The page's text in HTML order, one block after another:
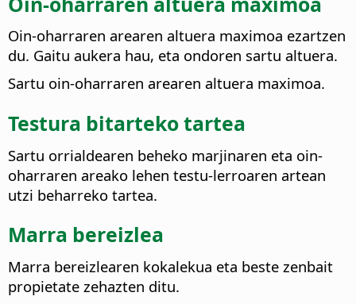
Oin-oharraren arearen altuera maximoa ezartzen
du. Gaitu aukera hau, eta ondoren sartu altuera.
Sartu oin-oharraren arearen altuera maximoa.
Testura bitarteko tartea
Sartu orrialdearen beheko marjinaren eta oin-
oharraren areako lehen testu-lerroaren artean
utzi beharreko tartea.
Marra bereizlea
Marra bereizlearen kokalekua eta beste zenbait
propietate zehazten ditu.